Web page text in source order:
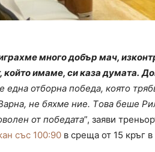
много добър мач,
който имаме, си каза думата.
една отборна победа, която
не бяхме ние. Tова беше
от победата”, заяви
със 100:90 в среща от 15 кръг